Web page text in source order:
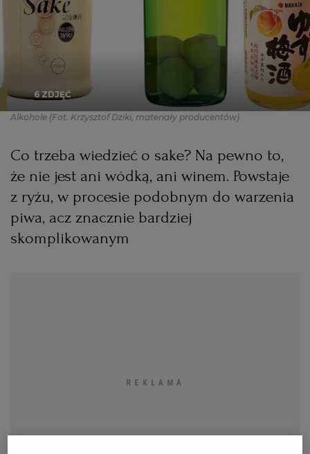
NAPOJE
MAKARONY
DRÓB
MIĘSA
DOMOWE PRZYJĘCIE
KUCHNIA CHIŃSKA
KUCHNIA GRECKA
KUCHNIA PORTUGALSKA
KUCHNIA FRANCUSKA
KUCHNIA AMERYKAŃSKA
ZAKUPY
FIT PRZEPISY
WEGAN
BEZ GLUTENU
PODRÓŻE KULINARNE
FELIETONY KULINARNE
KSIĄŻKI KULINARNE
SZEF KUCHNI
NASZE SERWISY
BIAŁYSTOK
BIELSKO-BIAŁA
BYDGOSZCZ
CZĘSTOCHOWA
WYBORCZA.PL
MAGAZYNY
DUŻY FORMAT
WOLNA SOBOTA
WYBORCZA CLASSIC
WYBORCZA.BIZ
6 ZDJĘĆ
Alkohole (Fot. Krzysztof Dziki, materiały producentów)
Co trzeba wiedzieć o sake? Na pewno to,
że nie jest ani wódką, ani winem. Powstaje
z ryżu, w procesie podobnym do warzenia
piwa, acz znacznie bardziej
skomplikowanym